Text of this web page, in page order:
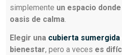
simplemente un espacio
oasis de calma
Elegir una cubierta sumergida
bienestar, pero a veces es